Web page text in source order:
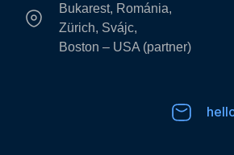
Bukarest, Románia,
Zürich, Svájc,
Boston – USA (partner)